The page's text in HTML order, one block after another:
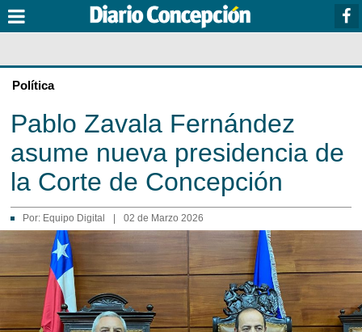
Política
Pablo Zavala Fernández
asume nueva presidencia de
la Corte de Concepción
Por: Equipo Digital 02 de Marzo 2026